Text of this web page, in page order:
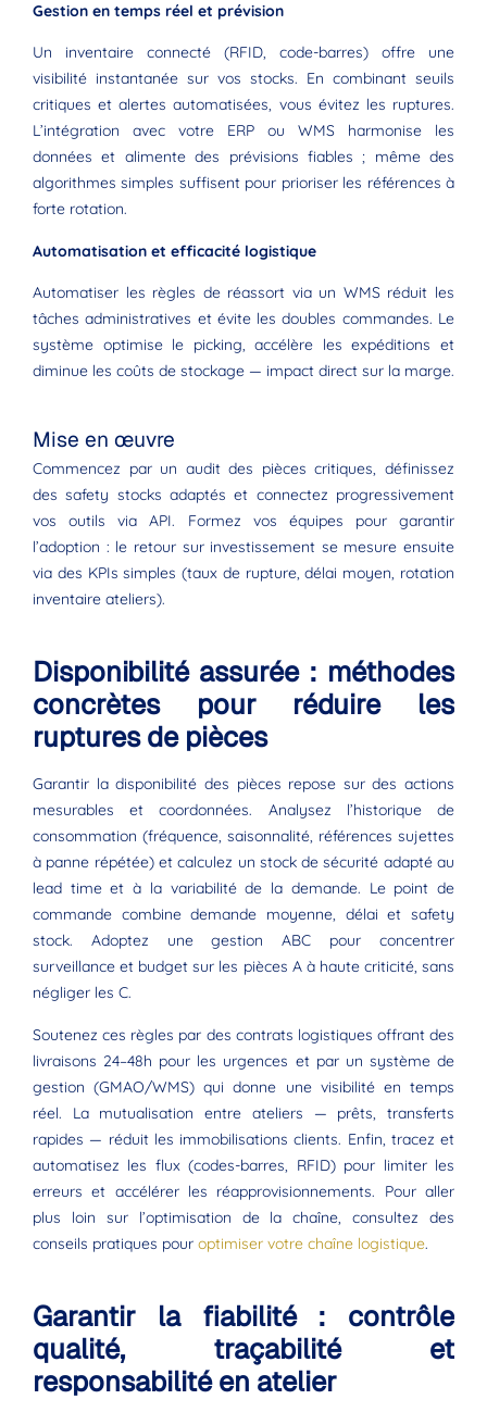
Gestion en temps réel et prévision
Un inventaire connecté (RFID, code-barres) offre une
visibilité instantanée sur vos stocks. En combinant seuils
critiques et alertes automatisées, vous évitez les ruptures.
L’intégration avec votre ERP ou WMS harmonise les
données et alimente des prévisions fiables ; même des
algorithmes simples suffisent pour prioriser les références à
forte rotation.
Automatisation et efficacité logistique
Automatiser les règles de réassort via un WMS réduit les
tâches administratives et évite les doubles commandes. Le
système optimise le picking, accélère les expéditions et
diminue les coûts de stockage — impact direct sur la marge.
Mise en œuvre
Commencez par un audit des pièces critiques, définissez
des safety stocks adaptés et connectez progressivement
vos outils via API. Formez vos équipes pour garantir
l’adoption : le retour sur investissement se mesure ensuite
via des KPIs simples (taux de rupture, délai moyen, rotation
inventaire ateliers).
Disponibilité assurée : méthodes
concrètes pour réduire les
ruptures de pièces
Garantir la disponibilité des pièces repose sur des actions
mesurables et coordonnées. Analysez l’historique de
consommation (fréquence, saisonnalité, références sujettes
à panne répétée) et calculez un stock de sécurité adapté au
lead time et à la variabilité de la demande. Le point de
commande combine demande moyenne, délai et safety
stock. Adoptez une gestion ABC pour concentrer
surveillance et budget sur les pièces A à haute criticité, sans
négliger les C.
Soutenez ces règles par des contrats logistiques offrant des
livraisons 24–48h pour les urgences et par un système de
gestion (GMAO/WMS) qui donne une visibilité en temps
réel. La mutualisation entre ateliers — prêts, transferts
rapides — réduit les immobilisations clients. Enfin, tracez et
automatisez les flux (codes-barres, RFID) pour limiter les
erreurs et accélérer les réapprovisionnements. Pour aller
plus loin sur l’optimisation de la chaîne, consultez des
conseils pratiques pour optimiser votre chaîne logistique.
Garantir la fiabilité : contrôle
qualité, traçabilité et
responsabilité en atelier